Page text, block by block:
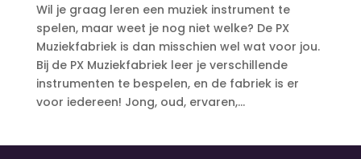
Wil je graag leren een muziek instrument te
spelen, maar weet je nog niet welke? De PX
Muziekfabriek is dan misschien wel wat voor jou.
Bij de PX Muziekfabriek leer je verschillende
instrumenten te bespelen, en de fabriek is er
voor iedereen! Jong, oud, ervaren,...